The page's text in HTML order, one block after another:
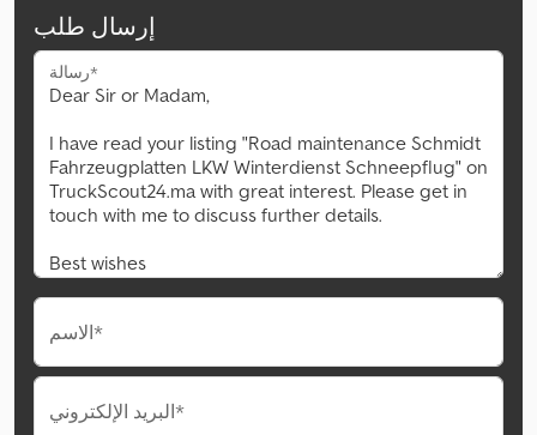
إرسال طلب
رسالة*
الاسم*
البريد الإلكتروني*